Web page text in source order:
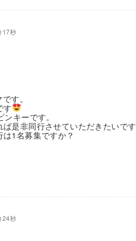
17秒
す。
す
キーです。
是非同行させていただきたいです
1名募集ですか？
24秒